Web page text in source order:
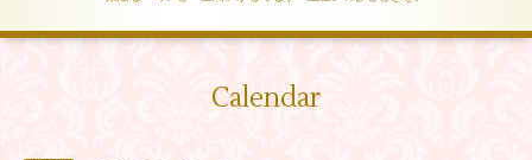
Calendar